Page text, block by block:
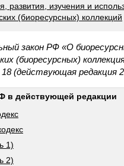
развития, изучения и
(биоресурсных) коллекций
закон РФ «О
(биоресурсных)
18 (действующая редакция
в действующей редакции
1)
2)